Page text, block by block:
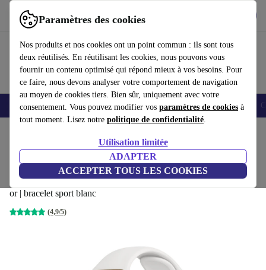
Paramètres des cookies
Nos produits et nos cookies ont un point commun : ils sont tous
deux réutilisés. En réutilisant les cookies, nous pouvons vous
fournir un contenu optimisé qui répond mieux à vos besoins. Pour
ce faire, nous devons analyser votre comportement de navigation
au moyen de cookies tiers. Bien sûr, uniquement avec votre
consentement. Vous pouvez modifier vos paramètres de cookies à
tout moment. Lisez notre politique de confidentialité.
Utilisation limitée
ADAPTER
ACCEPTER TOUS LES COOKIES
Utilisez refurbed rapidement et facilement
Smartphones Laptops Tablettes Montres connectées Accessoires
Apple Watch Series 6 Acier
inoxydable 40 mm (2020)
or | bracelet sport blanc
(4,9/5)
249,00 €